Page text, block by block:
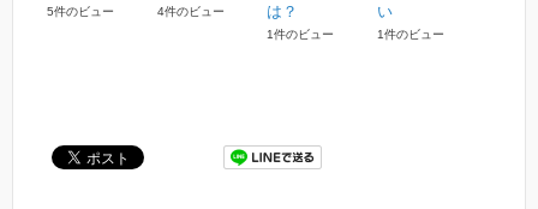
5件のビュー 4件のビュー
は？
1件のビュー
い
1件のビュー